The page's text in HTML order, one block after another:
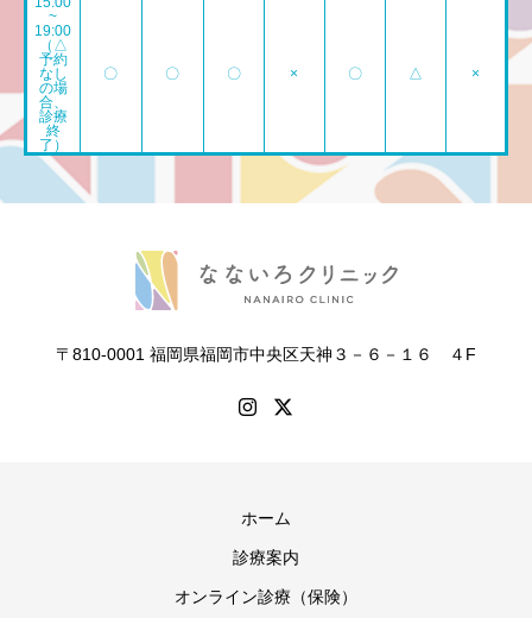
~
19:00
（△
予約
なし
の場
合、
診療
終
了）
〇 〇 〇 × 〇 △ ×
〒810-0001 福岡県福岡市中央区天神３－６－１６ ４F
ホーム
診療案内
オンライン診療（保険）